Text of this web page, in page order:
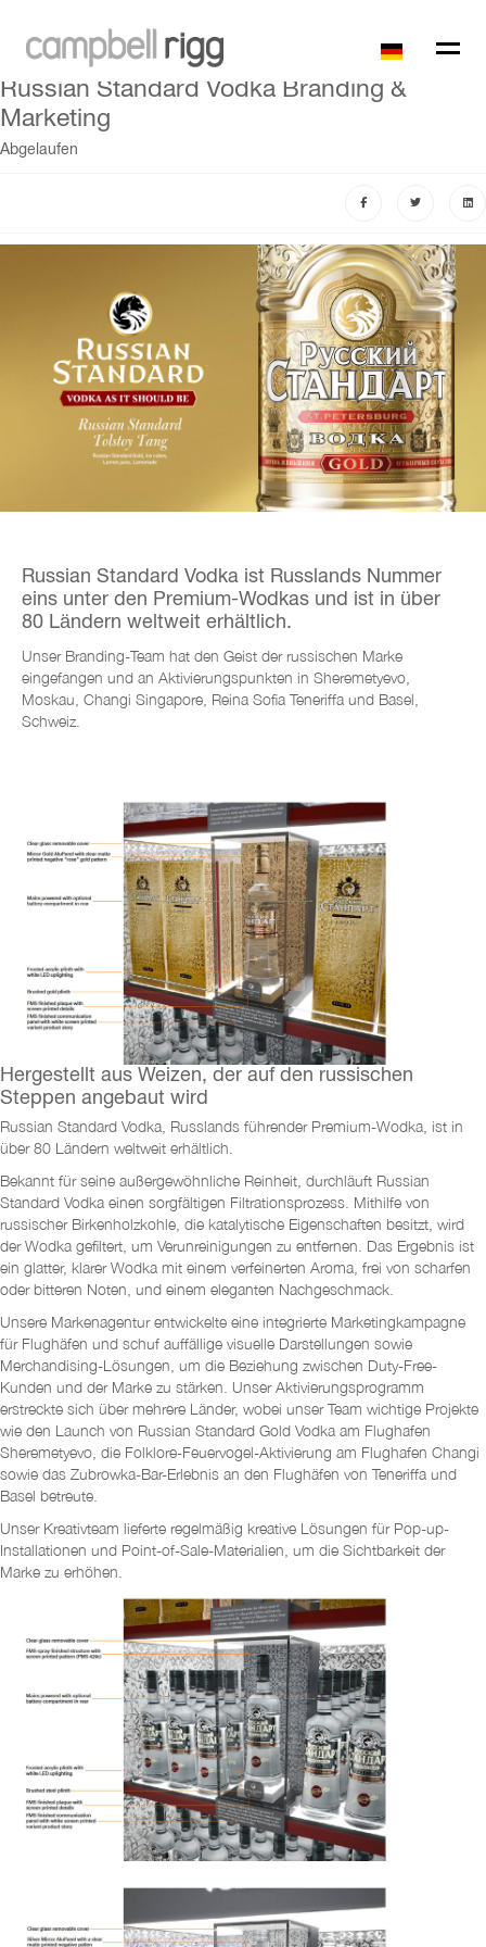
Russian Standard Vodka Branding &
Marketing
Abgelaufen
Russian Standard Vodka ist Russlands Nummer
eins unter den Premium-Wodkas und ist in über
80 Ländern weltweit erhältlich.
Unser Branding-Team hat den Geist der russischen Marke
eingefangen und an Aktivierungspunkten in Sheremetyevo,
Moskau, Changi Singapore, Reina Sofia Teneriffa und Basel,
Schweiz.
Hergestellt aus Weizen, der auf den russischen
Steppen angebaut wird
Russian Standard Vodka, Russlands führender Premium-Wodka, ist in
über 80 Ländern weltweit erhältlich.
Bekannt für seine außergewöhnliche Reinheit, durchläuft Russian
Standard Vodka einen sorgfältigen Filtrationsprozess. Mithilfe von
russischer Birkenholzkohle, die katalytische Eigenschaften besitzt, wird
der Wodka gefiltert, um Verunreinigungen zu entfernen. Das Ergebnis ist
ein glatter, klarer Wodka mit einem verfeinerten Aroma, frei von scharfen
oder bitteren Noten, und einem eleganten Nachgeschmack.
Unsere Markenagentur entwickelte eine integrierte Marketingkampagne
für Flughäfen und schuf auffällige visuelle Darstellungen sowie
Merchandising-Lösungen, um die Beziehung zwischen Duty-Free-
Kunden und der Marke zu stärken. Unser Aktivierungsprogramm
erstreckte sich über mehrere Länder, wobei unser Team wichtige Projekte
wie den Launch von Russian Standard Gold Vodka am Flughafen
Sheremetyevo, die Folklore-Feuervogel-Aktivierung am Flughafen Changi
sowie das Zubrowka-Bar-Erlebnis an den Flughäfen von Teneriffa und
Basel betreute.
Unser Kreativteam lieferte regelmäßig kreative Lösungen für Pop-up-
Installationen und Point-of-Sale-Materialien, um die Sichtbarkeit der
Marke zu erhöhen.